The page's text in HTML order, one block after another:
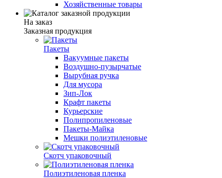
Хозяйственные товары
На заказ
Заказная продукция
Пакеты
Вакуумные пакеты
Воздушно-пузырчатые
Вырубная ручка
Для мусора
Зип-Лок
Крафт пакеты
Курьерские
Полипропиленовые
Пакеты-Майка
Мешки полиэтиленовые
Скотч упаковочный
Полиэтиленовая пленка